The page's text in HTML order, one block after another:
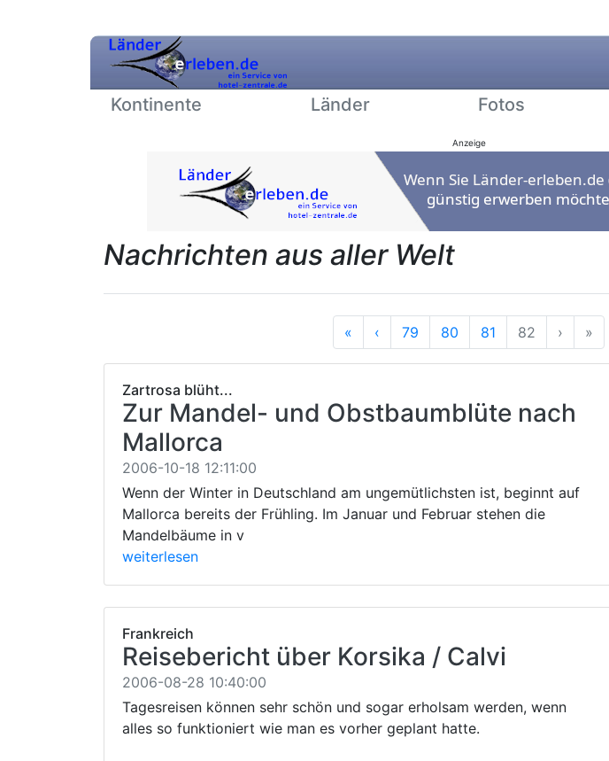
Kontinente Länder Fotos
Anzeige
Nachrichten aus aller Welt
« Anfang
‹ Vorherige
79 80 81 82 › Nächste
»
Zartrosa blüht...
Zur Mandel- und Obstbaumblüte nach
Mallorca
2006-10-18 12:11:00
Wenn der Winter in Deutschland am ungemütlichsten ist, beginnt auf
Mallorca bereits der Frühling. Im Januar und Februar stehen die
Mandelbäume in v
weiterlesen
Frankreich
Reisebericht über Korsika / Calvi
2006-08-28 10:40:00
Tagesreisen können sehr schön und sogar erholsam werden, wenn
alles so funktioniert wie man es vorher geplant hatte.